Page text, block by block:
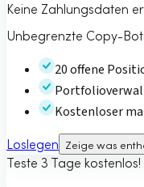
Keine Zahlungsdaten
Unbegrenzte Copy-
20 offene
Kostenloser
Loslegen Zeige was
Teste 3 Tage kostenlos!